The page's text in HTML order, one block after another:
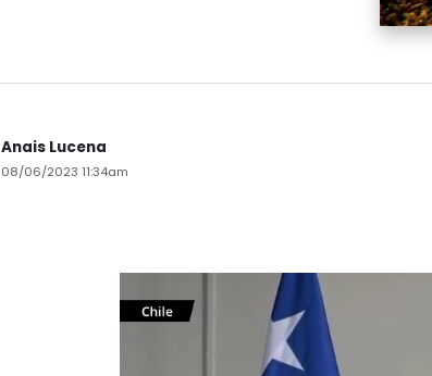
Anais Lucena
08/06/2023 11:34am